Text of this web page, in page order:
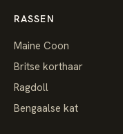
RASSEN
Maine Coon
Britse korthaar
Ragdoll
Bengaalse kat